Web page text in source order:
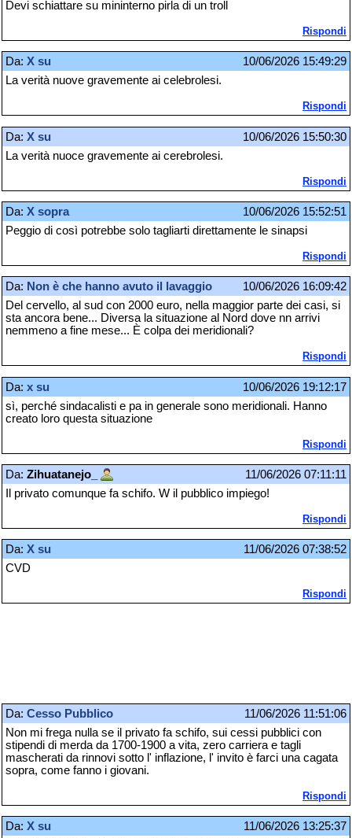
Devi schiattare su mininterno pirla di un troll
Rispondi
Da: X su
10/06/2026 15:49:29
La verità nuove gravemente ai celebrolesi.
Rispondi
Da: X su
10/06/2026 15:50:30
La verità nuoce gravemente ai cerebrolesi.
Rispondi
Da: X sopra
10/06/2026 15:52:51
Peggio di così potrebbe solo tagliarti direttamente le sinapsi
Rispondi
Da: Non è che hanno avuto il lavaggio
10/06/2026 16:09:42
Del cervello, al sud con 2000 euro, nella maggior parte dei casi, si
sta ancora bene... Diversa la situazione al Nord dove nn arrivi
nemmeno a fine mese... È colpa dei meridionali?
Rispondi
Da: x su
10/06/2026 19:12:17
sì, perché sindacalisti e pa in generale sono meridionali. Hanno
creato loro questa situazione
Rispondi
Da: Zihuatanejo_
11/06/2026 07:11:11
Il privato comunque fa schifo. W il pubblico impiego!
Rispondi
Da: X su
11/06/2026 07:38:52
CVD
Rispondi
Da: Cesso Pubblico
11/06/2026 11:51:06
Non mi frega nulla se il privato fa schifo, sui cessi pubblici con
stipendi di merda da 1700-1900 a vita, zero carriera e tagli
mascherati da rinnovi sotto l' inflazione, l' invito è farci una cagata
sopra, come fanno i giovani.
Rispondi
Da: X su
11/06/2026 13:25:37